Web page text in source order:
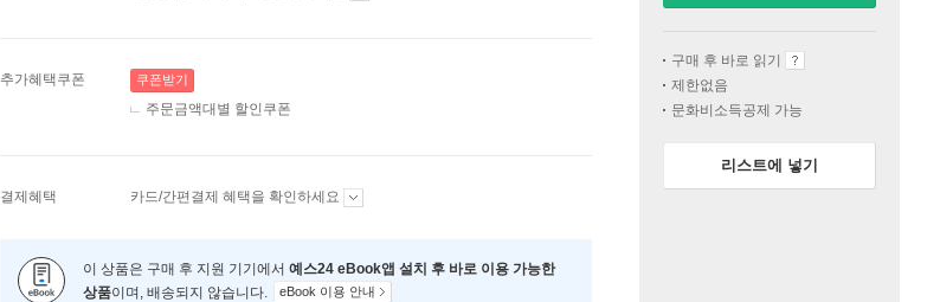
추가혜택쿠폰 쿠폰받기
주문금액대별 할인쿠폰
결제혜택 카드/간편결제 혜택을 확인하세요
이 상품은 구매 후 지원 기기에서 예스24 eBook앱 설치 후 바로 이용 가능한
상품이며, 배송되지 않습니다. eBook 이용 안내
구매 후 바로 읽기
제한없음
문화비소득공제 가능
리스트에 넣기